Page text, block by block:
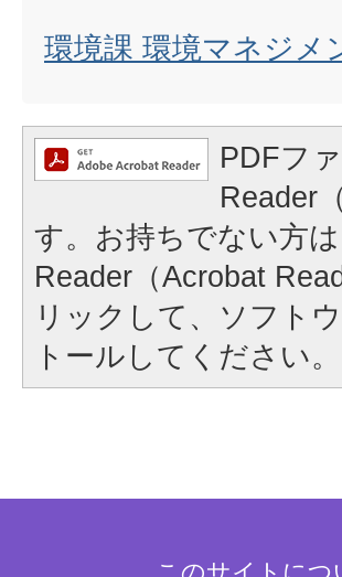
環境課 環境マネジメ
PDFフ
Reader
す。お持ちでない方
Reader（Acrobat
リックして、ソフト
トールしてください。